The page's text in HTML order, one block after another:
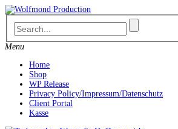
Skip
to
content
Menu
Home
Shop
WP Release
Privacy Policy/Impressum/Datenschutz
Client Portal
Kasse